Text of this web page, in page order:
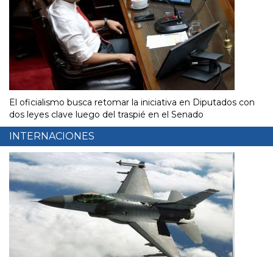
El oficialismo busca retomar la iniciativa en Diputados con
dos leyes clave luego del traspié en el Senado
INTERNACIONES